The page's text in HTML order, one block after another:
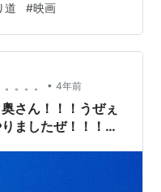
たりしたら、渡りに
のに。。 むしろ真逆
ままじゃヴィクトリ
気は無いし無下に断
って途中まで思って
道 #映画
。。。
• 4年前
さん！！！うぜぇ
ましたぜ！！！』